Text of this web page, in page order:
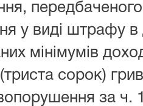
у виді штрафу
мінімумів
сорок)
за ч.